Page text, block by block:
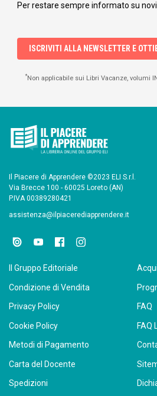
Per restare sempre informato su
ISCRIVITI ALLA NEWSLETTER E
*Non applicabile sui Libri Vacanze, volumi
Il Piacere di Apprendere ©2023 ELI S.r.l.
Via Brecce 100 - 60025 Loreto (AN)
P.IVA 00389280421
assistenza@ilpiacerediapprendere.it
Il Gruppo Editoriale
Condizione di Vendita
Privacy Policy
Cookie Policy
Metodi di Pagamento
Carta del Docente
Spedizioni
FAQ
FAQ